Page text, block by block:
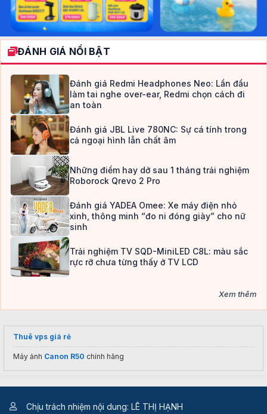
ĐÁNH GIÁ NỔI BẬT
Đánh giá Redmi Headphones Neo: Lần đầu
làm tai nghe over-ear, Redmi chọn cách đi
an toàn
Đánh giá JBL Live 780NC: Sự cá tính trong
cả ngoại hình lẫn chất âm
Những điểm hay dở sau 1 tháng trải nghiệm
Roborock Qrevo 2 Pro
Đánh giá YADEA Omee: Xe máy điện nhỏ
xinh, thông minh “đo ni đóng giày” cho nữ
sinh
Trải nghiệm TV SQD-MiniLED C8L: màu sắc
rực rỡ chưa từng thấy ở TV LCD
Xem thêm
Thuê vps giá rẻ
Máy ảnh Canon R50 chính hãng
Chịu trách nhiệm nội dung: LÊ THỊ HẠNH